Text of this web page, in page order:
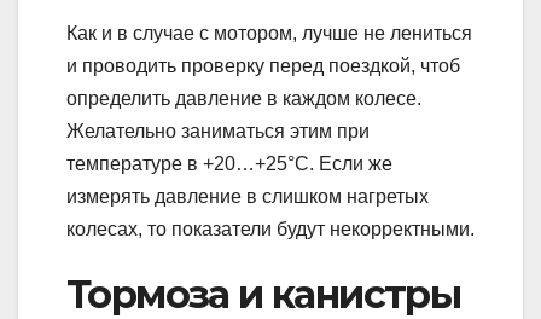
Как и в случае с мотором, лучше не лениться
и проводить проверку перед поездкой, чтоб
определить давление в каждом колесе.
Желательно заниматься этим при
температуре в +20…+25°С. Если же
измерять давление в слишком нагретых
колесах, то показатели будут некорректными.
Тормоза и канистры